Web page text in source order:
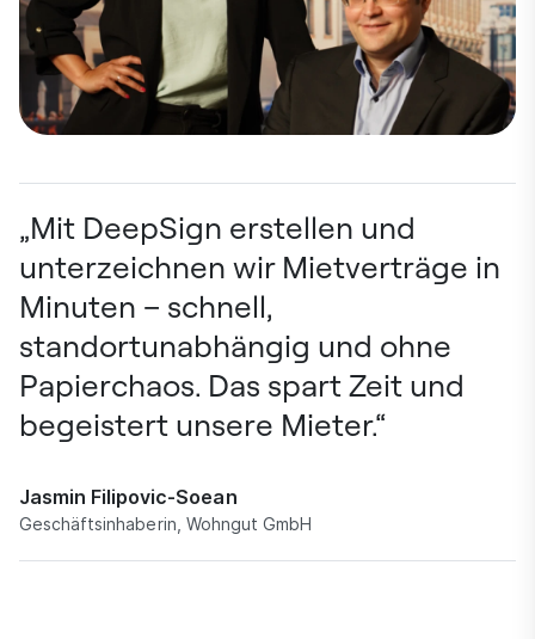
„Mit DeepSign erstellen und
unterzeichnen wir Mietverträge in
Minuten – schnell,
standortunabhängig und ohne
Papierchaos. Das spart Zeit und
begeistert unsere Mieter.“
Jasmin Filipovic-Soean
Geschäftsinhaberin, Wohngut GmbH